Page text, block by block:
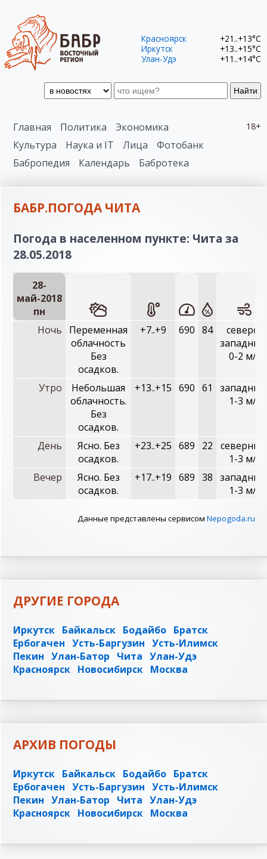
Найти
Красноярск
+21..+13°C
Иркутск
+13..+15°C
Улан-Удэ
+11..+14°C
18+
Главная Политика
Экономика
Культура
Наука и IT Лица
Фотобанк
Бабропедия
Календарь Бабротека
БАБР.ПОГОДА ЧИТА
Погода в населенном пункте: Чита за
28.05.2018
28-
май-2018
пн
Ночь
Переменная
облачность
Без
осадков.
+7..+9 690 84
северо-
0-2 м/с
Утро
Небольшая
облачность.
Без
осадков.
+13..+15 690 61
1-3 м/с
День
Ясно. Без
осадков.
+23..+25 689 22
1-3 м/с
Вечер
Ясно. Без
осадков.
+17..+19 689 38
1-3 м/с
Данные представлены сервисом Nepogoda.ru
ДРУГИЕ ГОРОДА
Иркутск Байкальск Бодайбо Братск
Ербогачен Усть-Баргузин Усть-Илимск
Пекин Улан-Батор Чита Улан-Удэ
Красноярск Новосибирск Москва
АРХИВ ПОГОДЫ
Иркутск Байкальск Бодайбо Братск
Ербогачен Усть-Баргузин Усть-Илимск
Пекин Улан-Батор Чита Улан-Удэ
Красноярск Новосибирск Москва